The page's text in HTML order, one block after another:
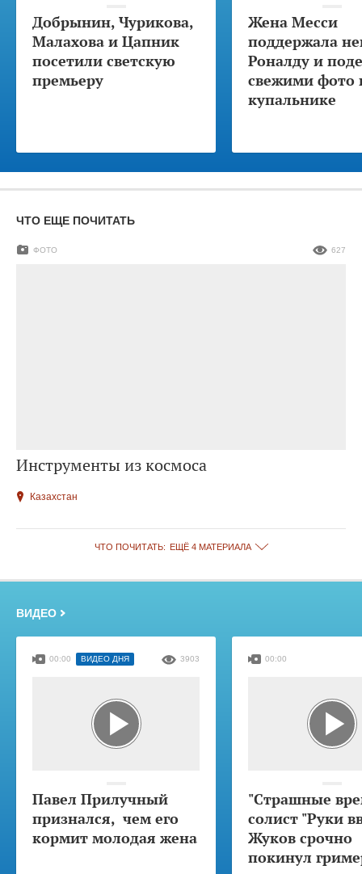
Добрынин, Чурикова,
Малахова и Цапник
посетили светскую
премьеру
Жена Месси
поддержала
Роналду и
свежими фото
купальнике
ЧТО ЕЩЕ ПОЧИТАТЬ
Инструменты из космоса
ФОТО 627
Казахстан
ЧТО ПОЧИТАТЬ: ЕЩЁ 4 МАТЕРИАЛА
ВИДЕО
Павел Прилучный
признался, чем его
кормит молодая жена
00:00 ВИДЕО ДНЯ 3903
"Страшные
солист "Руки
Жуков срочно
покинул
00:00